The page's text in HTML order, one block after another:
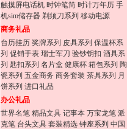
触摸屏电话机 时钟笔筒 时计万年历 手
机sim储存器 剃须刀系列 移动电源
商务礼品
台历挂历 奖牌系列 皮具系列 保温杯系
列 促销手表 瑞士军刀 验钞钥扣 酒具系
列 匙扣系列 名片盒 健康杯 箱包系列 陶
瓷系列 五金商务 商务套装 茶具系列 月
饼系列 进口礼品
办公礼品
世界名笔 精品文具 记事本 万宝龙笔 派
克笔 台头文具 套装精选 钟座系列 中国